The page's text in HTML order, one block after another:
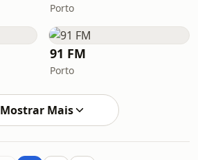
Porto
91 FM
Porto
Mostrar Mais